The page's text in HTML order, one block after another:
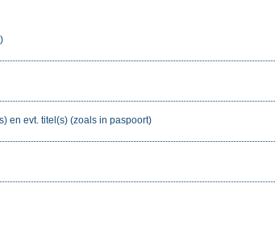
en evt. titel(s) (zoals in paspoort)